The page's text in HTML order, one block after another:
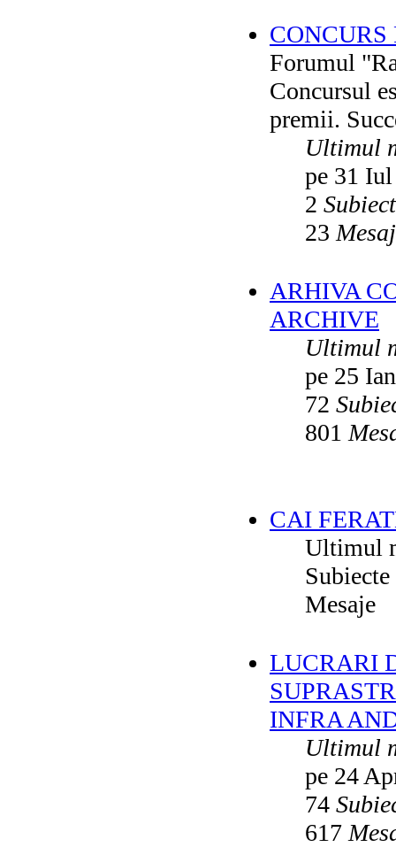
Forumul
Concursul
premii.
Ultimul
pe 31
2
23
ARHIVA
ARCHIVE
Ultimul
pe 25
72
801
CAI
Ultimul
Subiecte
Mesaje
LUCRARI
INFRA
Ultimul
pe 24
74
617